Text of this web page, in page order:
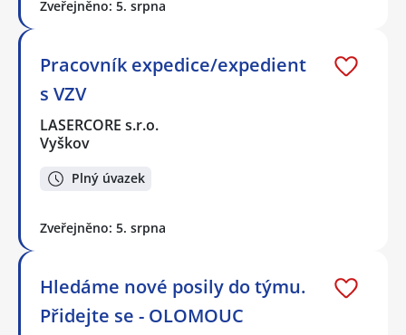
Zveřejněno: 5. srpna
Pracovník expedice/expedient
s VZV
LASERCORE s.r.o.
Vyškov
Plný úvazek
Zveřejněno: 5. srpna
Hledáme nové posily do týmu.
Přidejte se - OLOMOUC